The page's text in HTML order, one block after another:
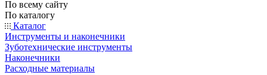
По всему сайту
По каталогу
Каталог
Инструменты и наконечники
Зуботехнические инструменты
Наконечники
Расходные материалы